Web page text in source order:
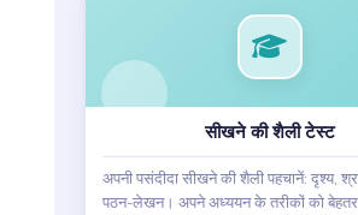
सीखने की शैली टेस्ट
अपनी पसंदीदा सीखने की शैली पहचानें: दृश्य,
पठन-लेखन। अपने अध्ययन के तरीकों को बेहतर